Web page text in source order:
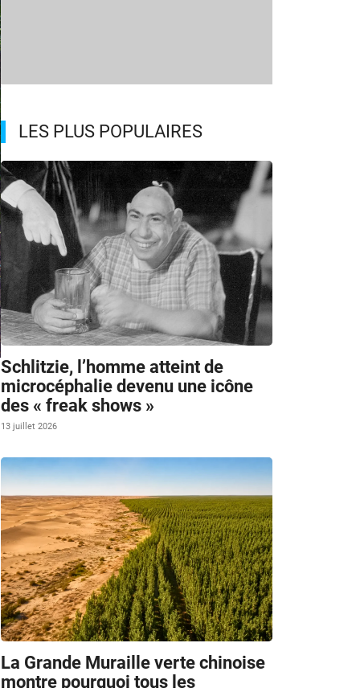
LES PLUS POPULAIRES
Schlitzie, l’homme atteint de
microcéphalie devenu une icône
des « freak shows »
13 juillet 2026
La Grande Muraille verte chinoise
montre pourquoi tous les